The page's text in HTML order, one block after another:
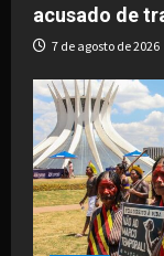
acusado de
7 de agosto de 2026